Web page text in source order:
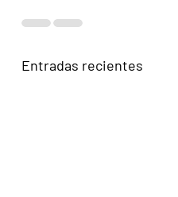
Entradas recientes